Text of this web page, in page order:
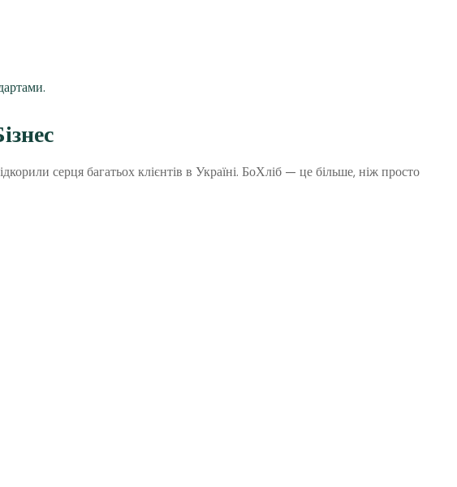
серця багатьох клієнтів в Україні. БоХліб — це більше, ніж просто